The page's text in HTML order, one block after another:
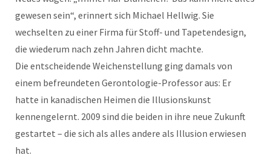
gewesen sein“, erinnert sich Michael Hellwig. Sie
wechselten zu einer Firma für Stoff- und Tapetendesign,
die wiederum nach zehn Jahren dicht machte.
Die entscheidende Weichenstellung ging damals von
einem befreundeten Gerontologie-Professor aus: Er
hatte in kanadischen Heimen die Illusionskunst
kennengelernt. 2009 sind die beiden in ihre neue Zukunft
gestartet – die sich als alles andere als Illusion erwiesen
hat.